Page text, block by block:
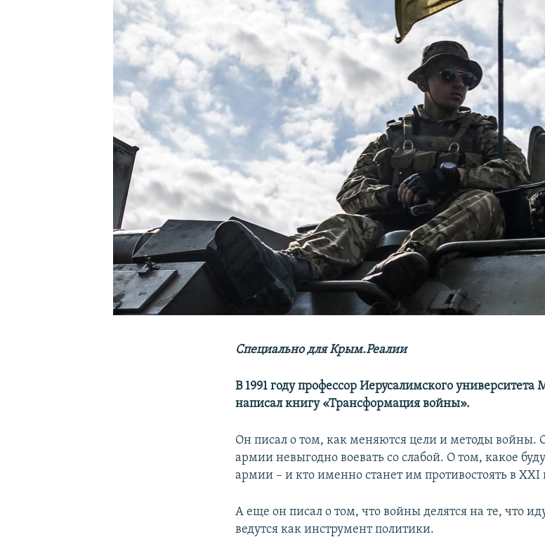
УКРАИНСКАЯ ПРОБЛЕМА КРЫМА
Специально для Крым.Реалии
В 1991 году профессор Иерусалимского
написал книгу «Трансформация войны».
Он писал о том, как меняются цели и методы войны.
армии невыгодно воевать со слабой. О том, какое
армии – и кто именно станет им противостоять в XXI
А еще он писал о том, что войны делятся на те, что
ведутся как инструмент политики.